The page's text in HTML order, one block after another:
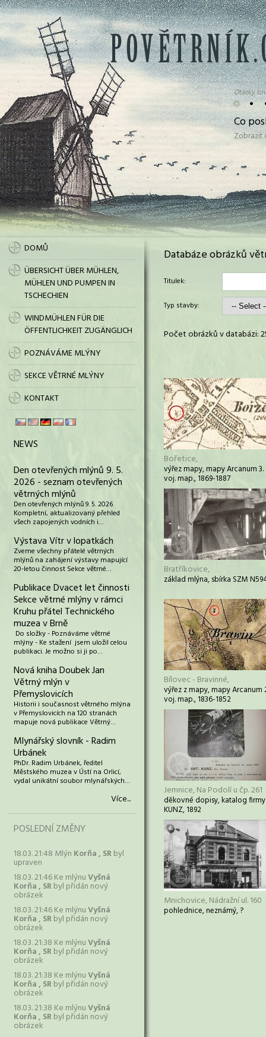
• •
Otázky
Co
DOMŮ
ÜBERSICHT ÜBER MÜHLEN,
MÜHLEN UND PUMPEN IN
TSCHECHIEN
WINDMÜHLEN FÜR DIE
ÖFFENTLICHKEIT ZUGÄNGLICH
POZNÁVÁME MLÝNY
SEKCE VĚTRNÉ MLÝNY
KONTAKT
NEWS
Den otevřených mlýnů 9. 5.
2026 - seznam otevřených
větrných mlýnů
Den otevřených mlýnů 9. 5. 2026
Kompletní, aktualizovaný přehled
všech zapojených vodních i…
Výstava Vítr v lopatkách
Zveme všechny přátelé větrných
mlýnů na zahájení výstavy mapující
20-letou činnost Sekce větrné…
Publikace Dvacet let činnosti
Sekce větrné mlýny v rámci
Kruhu přátel Technického
muzea v Brně
Do složky - Poznáváme větrné
mlýny - Ke stažení jsem uložil celou
publikaci. Je možno si ji po…
Nová kniha Doubek Jan
Větrný mlýn v
Přemyslovicích
Historii i současnost větrného mlýna
v Přemyslovicích na 120 stranách
mapuje nová publikace Větrný…
Mlynářský slovník - Radim
Urbánek
PhDr. Radim Urbánek, ředitel
Městského muzea v Ústí na Orlicí,
vydal unikátní soubor mlynářských…
Více...
POSLEDNÍ ZMĚNY
18.03. 21:48 Mlýn Korňa , SRbyl
upraven
18.03. 21:46 Ke mlýnuVyšná
Korňa , SRbyl přidán nový
obrázek
18.03. 21:46 Ke mlýnuVyšná
Korňa , SRbyl přidán nový
obrázek
18.03. 21:38 Ke mlýnuVyšná
Korňa , SRbyl přidán nový
obrázek
18.03. 21:38 Ke mlýnuVyšná
Korňa , SRbyl přidán nový
obrázek
18.03. 21:38 Ke mlýnuVyšná
Korňa , SRbyl přidán nový
obrázek
Databáze obrázků
Titulek:
Typ stavby:
Počet obrázků v databázi:
Bořetice,
výřez mapy, mapy Arcanum 3.
voj. map., 1869-1887
Bratříkovice,
základ mlýna, sbírka SZM
Bílovec - Bravinné,
výřez z mapy, mapy Arcanum
voj. map., 1836-1852
Jemnice, Na Podolí u čp. 261
děkovné dopisy, katalog firmy
KUNZ, 1892
Mnichovice, Nádražní ul. 160
pohlednice, neznámý, ?